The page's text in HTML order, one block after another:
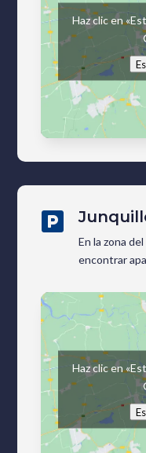
Haz clic en

En la zona
encontrar
Haz clic en